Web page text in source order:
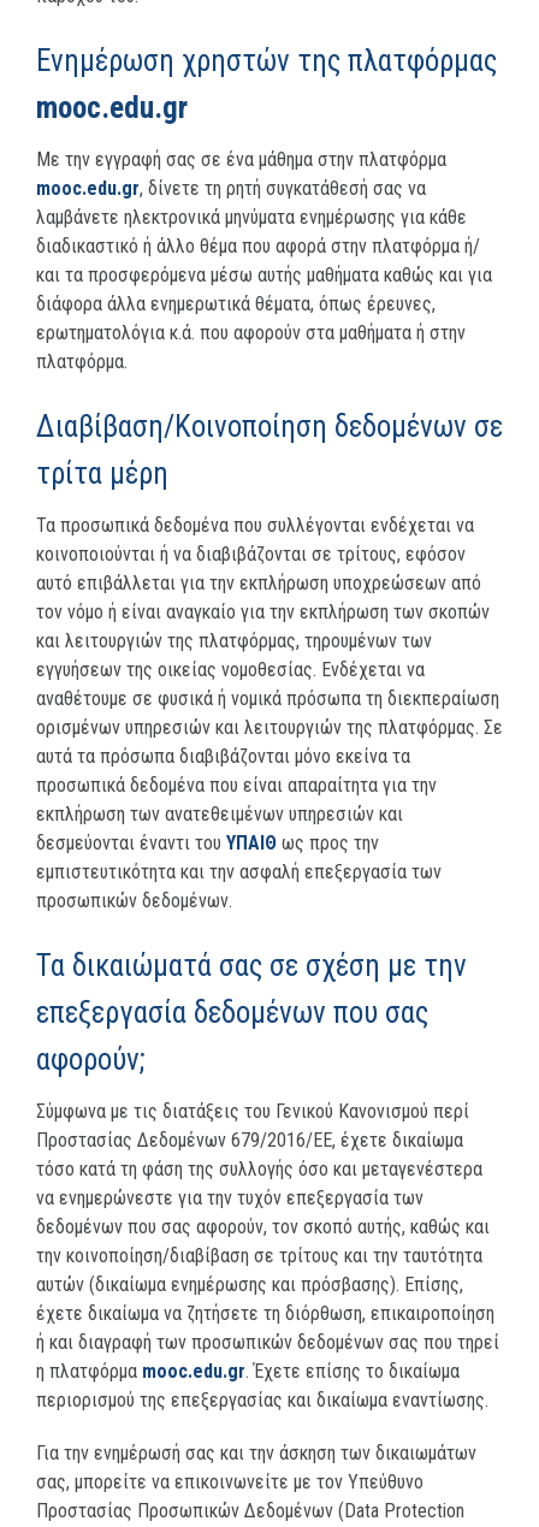
Ενημέρωση χρηστών της πλατφόρμας
mooc.edu.gr
Με την εγγραφή σας σε ένα μάθημα στην πλατφόρμα
mooc.edu.gr, δίνετε τη ρητή συγκατάθεσή σας να
λαμβάνετε ηλεκτρονικά μηνύματα ενημέρωσης για κάθε
διαδικαστικό ή άλλο θέμα που αφορά στην πλατφόρμα ή/
και τα προσφερόμενα μέσω αυτής μαθήματα καθώς και για
διάφορα άλλα ενημερωτικά θέματα, όπως έρευνες,
ερωτηματολόγια κ.ά. που αφορούν στα μαθήματα ή στην
πλατφόρμα.
Διαβίβαση/Κοινοποίηση δεδομένων σε
τρίτα μέρη
Τα προσωπικά δεδομένα που συλλέγονται ενδέχεται να
κοινοποιούνται ή να διαβιβάζονται σε τρίτους, εφόσον
αυτό επιβάλλεται για την εκπλήρωση υποχρεώσεων από
τον νόμο ή είναι αναγκαίο για την εκπλήρωση των σκοπών
και λειτουργιών της πλατφόρμας, τηρουμένων των
εγγυήσεων της οικείας νομοθεσίας. Ενδέχεται να
αναθέτουμε σε φυσικά ή νομικά πρόσωπα τη διεκπεραίωση
ορισμένων υπηρεσιών και λειτουργιών της πλατφόρμας. Σε
αυτά τα πρόσωπα διαβιβάζονται μόνο εκείνα τα
προσωπικά δεδομένα που είναι απαραίτητα για την
εκπλήρωση των ανατεθειμένων υπηρεσιών και
δεσμεύονται έναντι του ΥΠΑΙΘ ως προς την
εμπιστευτικότητα και την ασφαλή επεξεργασία των
προσωπικών δεδομένων.
Τα δικαιώματά σας σε σχέση με την
επεξεργασία δεδομένων που σας
αφορούν;
Σύμφωνα με τις διατάξεις του Γενικού Κανονισμού περί
Προστασίας Δεδομένων 679/2016/ΕΕ, έχετε δικαίωμα
τόσο κατά τη φάση της συλλογής όσο και μεταγενέστερα
να ενημερώνεστε για την τυχόν επεξεργασία των
δεδομένων που σας αφορούν, τον σκοπό αυτής, καθώς και
την κοινοποίηση/διαβίβαση σε τρίτους και την ταυτότητα
αυτών (δικαίωμα ενημέρωσης και πρόσβασης). Επίσης,
έχετε δικαίωμα να ζητήσετε τη διόρθωση, επικαιροποίηση
ή και διαγραφή των προσωπικών δεδομένων σας που τηρεί
η πλατφόρμα mooc.edu.gr. Έχετε επίσης το δικαίωμα
περιορισμού της επεξεργασίας και δικαίωμα εναντίωσης.
Για την ενημέρωσή σας και την άσκηση των δικαιωμάτων
σας, μπορείτε να επικοινωνείτε με τον Υπεύθυνο
Προστασίας Προσωπικών Δεδομένων (Data Protection